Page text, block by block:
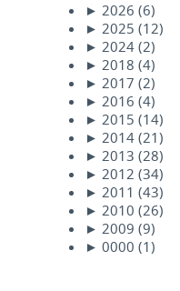
► 2026 (6)
► 2025 (12)
► 2024 (2)
► 2018 (4)
► 2017 (2)
► 2016 (4)
► 2015 (14)
► 2014 (21)
► 2013 (28)
► 2012 (34)
► 2011 (43)
► 2010 (26)
► 2009 (9)
► 0000 (1)